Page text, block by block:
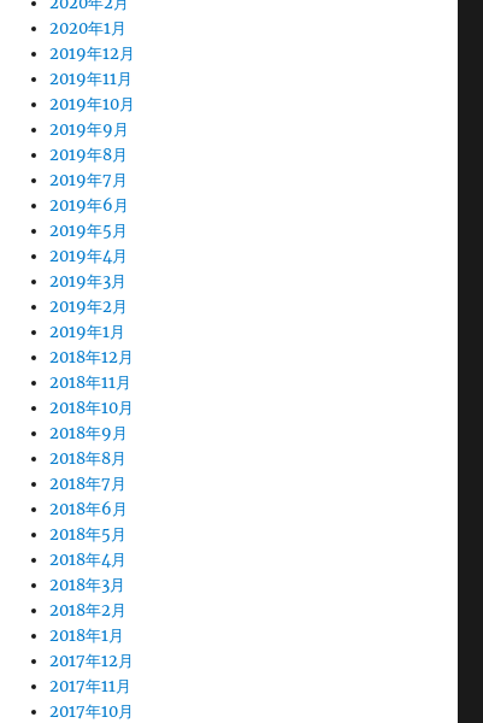
2020年1月
2019年12月
2019年11月
2019年10月
2019年9月
2019年8月
2019年7月
2019年6月
2019年5月
2019年4月
2019年3月
2019年2月
2019年1月
2018年12月
2018年11月
2018年10月
2018年9月
2018年8月
2018年7月
2018年6月
2018年5月
2018年4月
2018年3月
2018年2月
2018年1月
2017年12月
2017年11月
2017年10月